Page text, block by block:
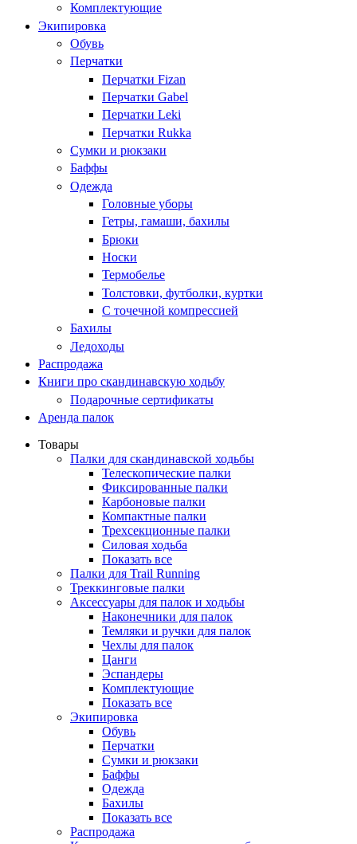
Комплектующие
Экипировка
Обувь
Перчатки
Перчатки Fizan
Перчатки Gabel
Перчатки Leki
Перчатки Rukka
Сумки и рюкзаки
Баффы
Одежда
Головные уборы
Гетры, гамаши, бахилы
Брюки
Носки
Термобелье
Толстовки, футболки, куртки
С точечной компрессией
Бахилы
Ледоходы
Распродажа
Книги про скандинавскую ходьбу
Подарочные сертификаты
Аренда палок
Товары
Палки для скандинавской ходьбы
Телескопические палки
Фиксированные палки
Карбоновые палки
Компактные палки
Трехсекционные палки
Силовая ходьба
Показать все
Палки для Trail Running
Треккинговые палки
Аксессуары для палок и ходьбы
Наконечники для палок
Темляки и ручки для палок
Чехлы для палок
Цанги
Эспандеры
Комплектующие
Показать все
Экипировка
Обувь
Перчатки
Сумки и рюкзаки
Баффы
Одежда
Бахилы
Показать все
Распродажа